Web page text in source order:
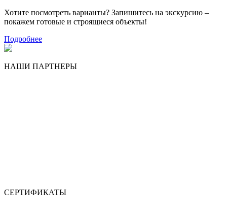
Хотите посмотреть варианты? Запишитесь на экскурсию –
покажем готовые и строящиеся объекты!
Подробнее
НАШИ ПАРТНЕРЫ
СЕРТИФИКАТЫ